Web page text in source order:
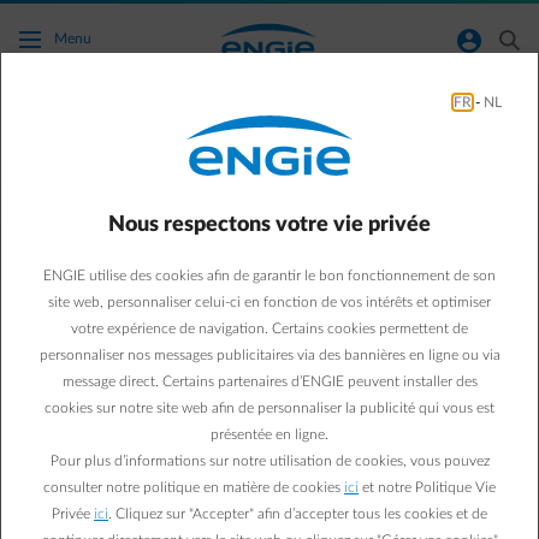
Accéder au contenu principal
Menu normal-account-circle search
Que puis-je faire de plus qu’entretenir ma
chaudière pour économiser ?
vos tuyaux d'eau chaude apporte également une amélioration
immédiate.
Découvrez comment faire
FR - NL
Nous respectons votre vie privée
ENGIE utilise des cookies afin de garantir le bon fonctionnement de son
site web, personnaliser celui-ci en fonction de vos intérêts et optimiser
votre expérience de navigation. Certains cookies permettent de
personnaliser nos messages publicitaires via des bannières en ligne ou via
message direct. Certains partenaires d’ENGIE peuvent installer des
cookies sur notre site web afin de personnaliser la publicité qui vous est
présentée en ligne.
Pour plus d’informations sur notre utilisation de cookies, vous pouvez
consulter notre politique en matière de cookies ici et notre Politique Vie
Privée ici . Cliquez sur "Accepter" afin d’accepter tous les cookies et de